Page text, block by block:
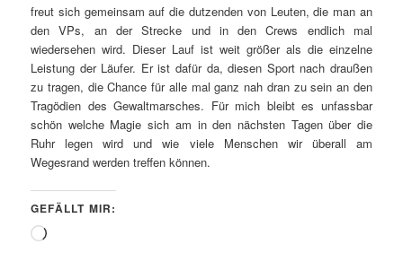
freut sich gemeinsam auf die dutzenden von Leuten, die man an
den VPs, an der Strecke und in den Crews endlich mal
wiedersehen wird. Dieser Lauf ist weit größer als die einzelne
Leistung der Läufer. Er ist dafür da, diesen Sport nach draußen
zu tragen, die Chance für alle mal ganz nah dran zu sein an den
Tragödien des Gewaltmarsches. Für mich bleibt es unfassbar
schön welche Magie sich am in den nächsten Tagen über die
Ruhr legen wird und wie viele Menschen wir überall am
Wegesrand werden treffen können.
GEFÄLLT MIR:
Wird